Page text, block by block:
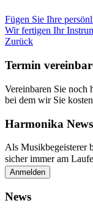
Fügen Sie Ihre
Wir fertigen Ihr
Zurück
Termin
Vereinbaren Sie noch
bei dem wir Sie
Harmonika
Als Musikbegeisterer
sicher immer am
News